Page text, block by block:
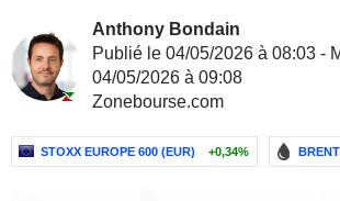
Anthony Bondain
Publié le 04/05/2026 à 08:03 -
04/05/2026 à 09:08
Zonebourse.com
STOXX EUROPE 600 (EUR) +0,34%